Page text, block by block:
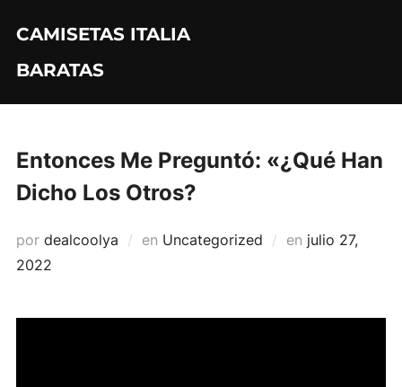
contenido
CAMISETAS ITALIA
BARATAS
Entonces Me Preguntó: «¿Qué Han
Dicho Los Otros?
por dealcoolya en Uncategorized en Publicado
julio 27,
2022